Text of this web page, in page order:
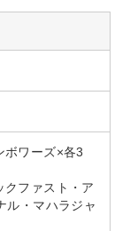
ボワーズ×各3
クファスト・ア
ル・マハラジャ